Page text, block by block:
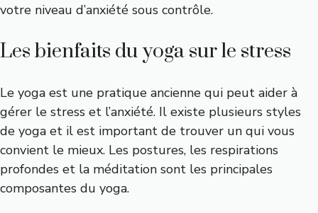
votre niveau d’anxiété sous contrôle.
Les bienfaits du yoga sur le stress
Le yoga est une pratique ancienne qui peut aider à
gérer le stress et l’anxiété. Il existe plusieurs styles
de yoga et il est important de trouver un qui vous
convient le mieux. Les postures, les respirations
profondes et la méditation sont les principales
composantes du yoga.